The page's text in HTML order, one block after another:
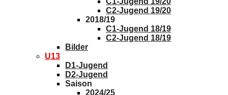
C2-Jugend 19/20
2018/19
C1-Jugend 18/19
C2-Jugend 18/19
Bilder
U13
D1-Jugend
D2-Jugend
Saison
2024/25